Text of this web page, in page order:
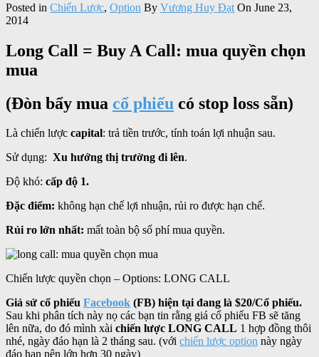
Posted in Chiến Lược, Option By Vương Huy Đạt On June 23,
2014
Long Call = Buy A Call: mua quyền chọn
mua
(Đòn bẩy mua cổ phiếu có stop loss sẵn)
Là chiến lược capital: trả tiền trước, tính toán lợi nhuận sau.
Sử dụng: Xu hướng thị trường đi lên.
Độ khó: cấp độ 1.
Đặc điểm: không hạn chế lợi nhuận, rủi ro được hạn chế.
Rủi ro lớn nhất: mất toàn bộ số phí mua quyền.
Chiến lược quyền chọn – Options: LONG CALL
Giả sử cổ phiếu Facebook (FB) hiện tại đang là $20/Cổ phiếu.
Sau khi phân tích này nọ các bạn tin rằng giá cổ phiếu FB sẽ tăng
lên nữa, do đó mình xài chiến lược LONG CALL 1 hợp đồng thôi
nhé, ngày đáo hạn là 2 tháng sau. (với chiến lược option này ngày
đáo hạn nên lớn hơn 30 ngày)